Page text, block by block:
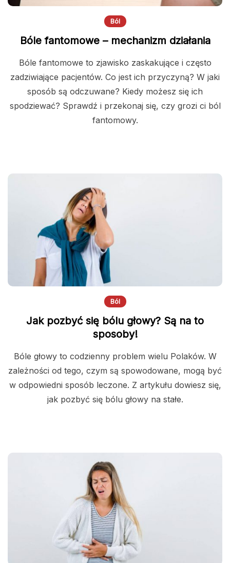
Ból
Bóle fantomowe – mechanizm działania
Bóle fantomowe to zjawisko zaskakujące i często
zadziwiające pacjentów. Co jest ich przyczyną? W jaki
sposób są odczuwane? Kiedy możesz się ich
spodziewać? Sprawdź i przekonaj się, czy grozi ci ból
fantomowy.
Ból
Jak pozbyć się bólu głowy? Są na to
sposoby!
Bóle głowy to codzienny problem wielu Polaków. W
zależności od tego, czym są spowodowane, mogą być
w odpowiedni sposób leczone. Z artykułu dowiesz się,
jak pozbyć się bólu głowy na stałe.